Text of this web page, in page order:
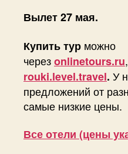
Вылет 27 мая.
Купить тур можно
черезonlinetours.ru,
rouki.level.travel. У
предложений от
самые низкие цены.
Все отели (цены